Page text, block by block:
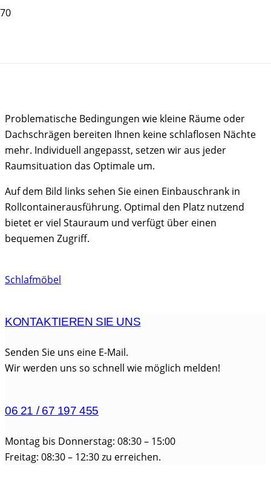
Problematische Bedingungen wie kleine Räume oder
Dachschrägen bereiten Ihnen keine schlaflosen Nächte
mehr. Individuell angepasst, setzen wir aus jeder
Raumsituation das Optimale um.
Auf dem Bild links sehen Sie einen Einbauschrank in
Rollcontainerausführung. Optimal den Platz nutzend
bietet er viel Stauraum und verfügt über einen
bequemen Zugriff.
Schlafmöbel
KONTAKTIEREN SIE UNS
Senden Sie uns eine E-Mail.
Wir werden uns so schnell wie möglich melden!
06 21 / 67 197 455
Montag bis Donnerstag: 08:30 – 15:00
Freitag: 08:30 – 12:30 zu erreichen.